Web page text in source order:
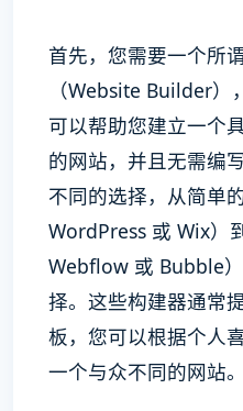
首先，您需要一个所
（Website Builder）
可以帮助您建立一个
的网站，并且无需编
不同的选择，从简单
WordPress 或 Wix）
Webflow 或 Bubble
择。这些构建器通常
板，您可以根据个人
一个与众不同的网站。